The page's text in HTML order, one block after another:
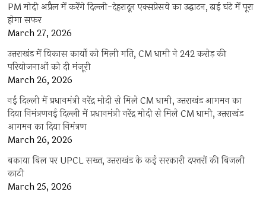
PM मोदी अप्रैल में करेंगे दिल्ली-देहरादून एक्सप्रेसवे का उद्घाटन, ढाई घंटे में पूरा
होगा सफर
March 27, 2026
उत्तराखंड में विकास कार्यों को मिली गति, CM धामी ने 242 करोड़ की
परियोजनाओं को दी मंजूरी
March 26, 2026
नई दिल्ली में प्रधानमंत्री नरेंद्र मोदी से मिले CM धामी, उत्तराखंड आगमन का
दिया निमंत्रणनई दिल्ली में प्रधानमंत्री नरेंद्र मोदी से मिले CM धामी, उत्तराखंड
आगमन का दिया निमंत्रण
March 26, 2026
बकाया बिल पर UPCL सख्त, उत्तराखंड के कई सरकारी दफ्तरों की बिजली
काटी
March 25, 2026